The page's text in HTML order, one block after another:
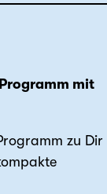
mit
zu Dir